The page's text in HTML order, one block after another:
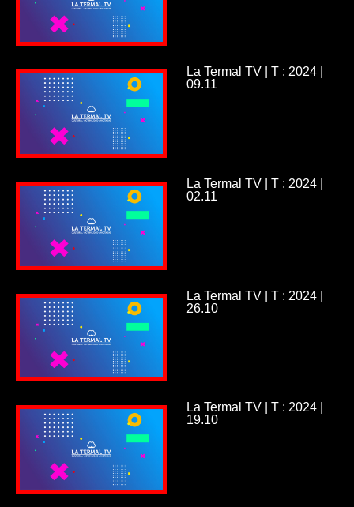
La Termal TV | T : 2024 |
09.11
La Termal TV | T : 2024 |
02.11
La Termal TV | T : 2024 |
26.10
La Termal TV | T : 2024 |
19.10